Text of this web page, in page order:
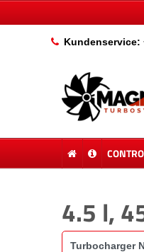
Kundenservice:
4.5 l,